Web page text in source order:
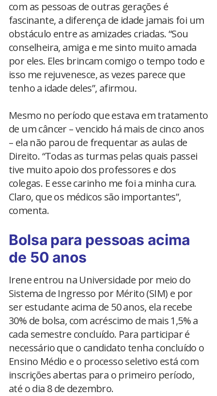
com as pessoas de outras gerações é
fascinante, a diferença de idade jamais foi um
obstáculo entre as amizades criadas. “Sou
conselheira, amiga e me sinto muito amada
por eles. Eles brincam comigo o tempo todo e
isso me rejuvenesce, as vezes parece que
tenho a idade deles”, afirmou.
Mesmo no período que estava em tratamento
de um câncer – vencido há mais de cinco anos
– ela não parou de frequentar as aulas de
Direito. “Todas as turmas pelas quais passei
tive muito apoio dos professores e dos
colegas. E esse carinho me foi a minha cura.
Claro, que os médicos são importantes”,
comenta.
Bolsa para pessoas acima
de 50 anos
Irene entrou na Universidade por meio do
Sistema de Ingresso por Mérito (SIM) e por
ser estudante acima de 50 anos, ela recebe
30% de bolsa, com acréscimo de mais 1,5% a
cada semestre concluído. Para participar é
necessário que o candidato tenha concluído o
Ensino Médio e o processo seletivo está com
inscrições abertas para o primeiro período,
até o dia 8 de dezembro.